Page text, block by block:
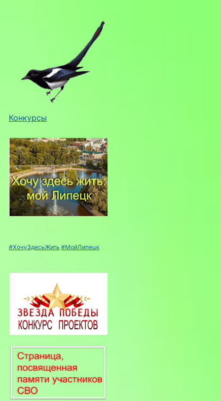
Конкурсы
#ХочуЗдесьЖить #МойЛипецк